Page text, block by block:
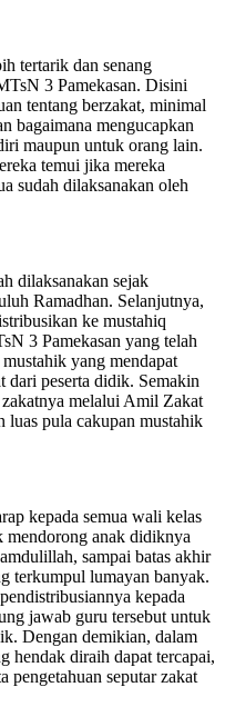
tertarik dan senang
3 Pamekasan. Disini
tentang berzakat, minimal
bagaimana mengucapkan
maupun untuk orang lain.
temui jika mereka
sudah dilaksanakan oleh
dilaksanakan sejak
Ramadhan. Selanjutnya,
ke mustahiq
3 Pamekasan yang telah
yang mendapat
dari peserta didik. Semakin
melalui Amil Zakat
luas pula cakupan mustahik
kepada semua wali kelas
mendorong anak didiknya
sampai batas akhir
terkumpul lumayan banyak.
kepada
jawab guru tersebut untuk
Dengan demikian, dalam
hendak diraih dapat tercapai,
pengetahuan seputar zakat